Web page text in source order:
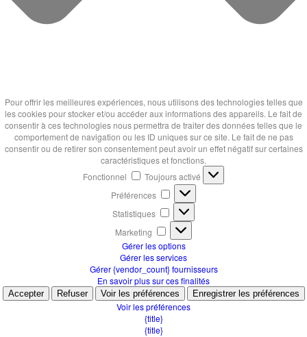
Pour offrir les meilleures expériences, nous utilisons des technologies telles que
les cookies pour stocker et/ou accéder aux informations des appareils. Le fait de
consentir à ces technologies nous permettra de traiter des données telles que le
comportement de navigation ou les ID uniques sur ce site. Le fait de ne pas
consentir ou de retirer son consentement peut avoir un effet négatif sur certaines
caractéristiques et fonctions.
Fonctionnel
Toujours activé
Préférences
Préférences
Statistiques Statistiques
Marketing
Marketing
Gérer les options
Gérer les services
Gérer {vendor_count} fournisseurs
En savoir plus sur ces finalités
Accepter Refuser Voir les préférences Enregistrer les préférences
Voir les préférences
{title}
{title}